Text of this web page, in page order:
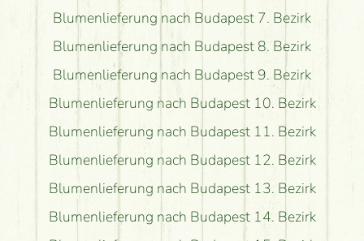
Blumenlieferung nach Budapest 7. Bezirk
Blumenlieferung nach Budapest 8. Bezirk
Blumenlieferung nach Budapest 9. Bezirk
Blumenlieferung nach Budapest 10. Bezirk
Blumenlieferung nach Budapest 11. Bezirk
Blumenlieferung nach Budapest 12. Bezirk
Blumenlieferung nach Budapest 13. Bezirk
Blumenlieferung nach Budapest 14. Bezirk